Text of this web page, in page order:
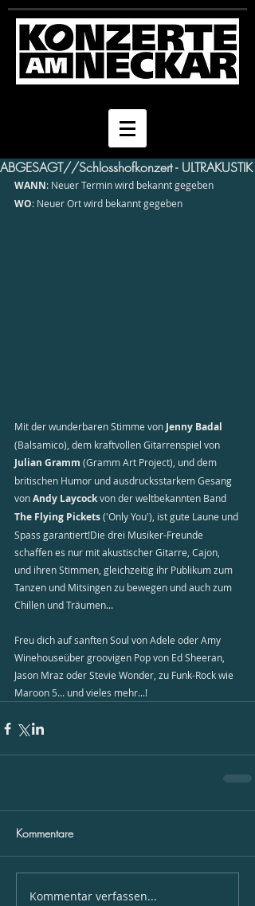
ABGESAGT//Schlosshofkonzert - ULTRAKUSTIK
WANN: Neuer Termin wird bekannt gegeben
WO: Neuer Ort wird bekannt gegeben
Mit der wunderbaren Stimme von Jenny Badal
(Balsamico), dem kraftvollen Gitarrenspiel von
Julian Gramm (Gramm Art Project), und dem
britischen Humor und ausdrucksstarkem Gesang
von Andy Laycock von der weltbekannten Band
The Flying Pickets ('Only You'), ist gute Laune und
Spass garantiert!Die drei Musiker-Freunde
schaffen es nur mit akustischer Gitarre, Cajon,
und ihren Stimmen, gleichzeitig ihr Publikum zum
Tanzen und Mitsingen zu bewegen und auch zum
Chillen und Träumen...
Freu dich auf sanften Soul von Adele oder Amy
Winehouseüber groovigen Pop von Ed Sheeran,
Jason Mraz oder Stevie Wonder, zu Funk-Rock wie
Maroon 5... und vieles mehr...!
Kommentare
Kommentar verfassen...